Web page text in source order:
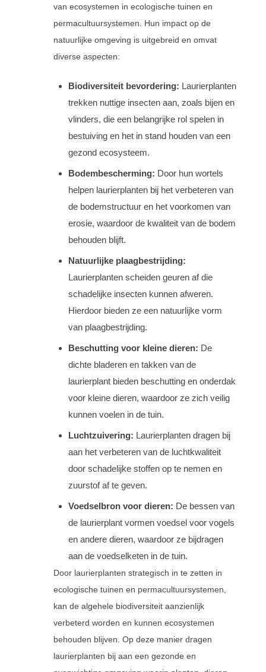
van ecosystemen in ecologische tuinen en
permacultuursystemen. Hun impact op de
natuurlijke omgeving is uitgebreid en omvat
diverse aspecten:
Biodiversiteit bevordering: Laurierplanten
trekken nuttige insecten aan, zoals bijen en
vlinders, die een belangrijke rol spelen in
bestuiving en het in stand houden van een
gezond ecosysteem.
Bodembescherming: Door hun wortels
helpen laurierplanten bij het verbeteren van
de bodemstructuur en het voorkomen van
erosie, waardoor de kwaliteit van de bodem
behouden blijft.
Natuurlijke plaagbestrijding:
Laurierplanten scheiden geuren af die
schadelijke insecten kunnen afweren.
Hierdoor bieden ze een natuurlijke vorm
van plaagbestrijding.
Beschutting voor kleine dieren: De
dichte bladeren en takken van de
laurierplant bieden beschutting en onderdak
voor kleine dieren, waardoor ze zich veilig
kunnen voelen in de tuin.
Luchtzuivering: Laurierplanten dragen bij
aan het verbeteren van de luchtkwaliteit
door schadelijke stoffen op te nemen en
zuurstof af te geven.
Voedselbron voor dieren: De bessen van
de laurierplant vormen voedsel voor vogels
en andere dieren, waardoor ze bijdragen
aan de voedselketen in de tuin.
Door laurierplanten strategisch in te zetten in
ecologische tuinen en permacultuursystemen,
kan de algehele biodiversiteit aanzienlijk
verbeterd worden en kunnen ecosystemen
behouden blijven. Op deze manier dragen
laurierplanten bij aan een gezonde en